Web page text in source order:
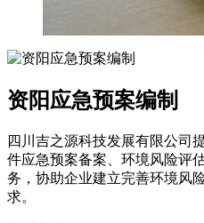
资阳应急预案编制
四川吉之源科技发展有限公司
件应急预案备案、环境风险评
务，协助企业建立完善环境风
求。